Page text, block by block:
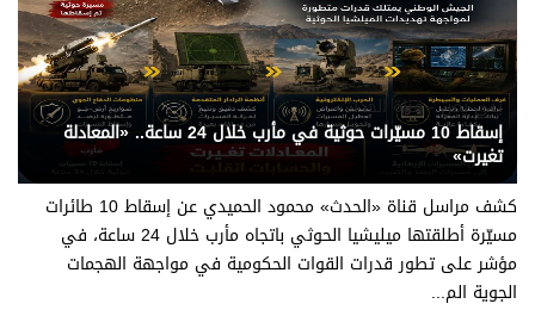
يني يمن - قناة الحدث
إسقاط 10 مسيّرات حوثية في مأرب خلال 24 ساعة.. «المعادلة
تغيرت»
كشف مراسل قناة «الحدث» محمود الحميدي عن إسقاط 10 طائرات
مسيّرة أطلقتها ميليشيا الحوثي باتجاه مأرب خلال 24 ساعة، في
مؤشر على تطور قدرات القوات الحكومية في مواجهة الهجمات
الجوية الم...